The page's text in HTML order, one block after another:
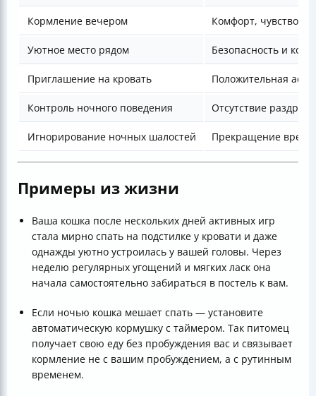
Кормление вечером Комфорт, чувство
Уютное место рядом Безопасность и
Приглашение на кровать Положительная
Контроль ночного поведения Отсутствие
Игнорирование ночных шалостей Прекращение
Примеры из жизни
Ваша кошка после нескольких дней активных игр
стала мирно спать на подстилке у кровати и даже
однажды уютно устроилась у вашей головы. Через
неделю регулярных угощений и мягких ласк она
начала самостоятельно забираться в постель к вам.
Если ночью кошка мешает спать — установите
автоматическую кормушку с таймером. Так питомец
получает свою еду без пробуждения вас и связывает
кормление не с вашим пробуждением, а с рутинным
временем.